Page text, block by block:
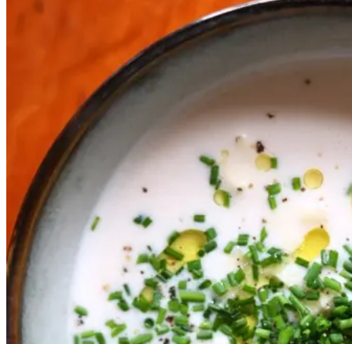
KoldKold hvidhvid
bønnesuppe
ppe
Gem opskrift
Skøn som forret på en varm
sommerdag – eller som en let og
lækker aftensmad.